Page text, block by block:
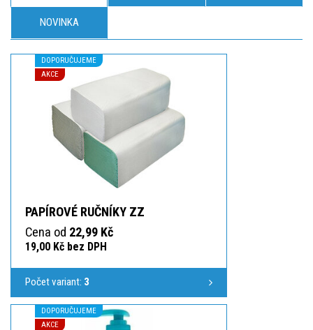
NOVINKA
DOPORUČUJEME
AKCE
PAPÍROVÉ RUČNÍKY ZZ
Cena od 22,99 Kč
19,00 Kč bez DPH
Počet variant: 3
DOPORUČUJEME
AKCE